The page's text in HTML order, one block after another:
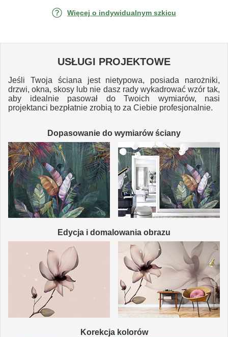
Więcej o indywidualnym szkicu
USŁUGI PROJEKTOWE
Jeśli Twoja ściana jest nietypowa, posiada narożniki,
drzwi, okna, skosy lub nie dasz rady wykadrować wzór tak,
aby idealnie pasował do Twoich wymiarów, nasi
projektanci bezpłatnie zrobią to za Ciebie profesjonalnie.
Dopasowanie do wymiarów ściany
Edycja i domalowania obrazu
Korekcja kolorów